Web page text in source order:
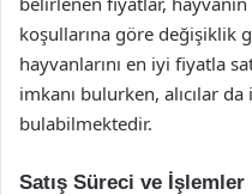
koşullarına göre değişiklik
hayvanlarını en iyi fiyatla
imkanı bulurken, alıcılar
bulabilmektedir.
Satış Süreci ve İşlemler